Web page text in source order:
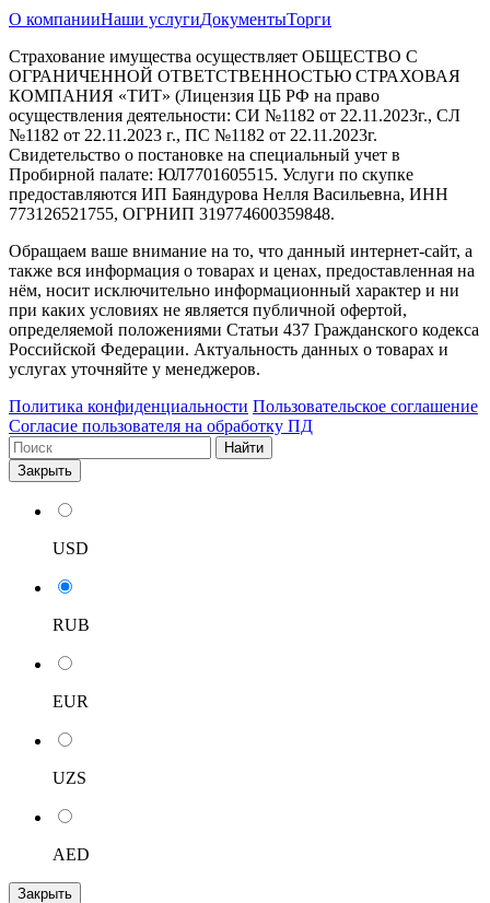
О компанииНаши услугиДокументыТорги
Страхование имущества осуществляет ОБЩЕСТВО С
ОГРАНИЧЕННОЙ ОТВЕТСТВЕННОСТЬЮ СТРАХОВАЯ
КОМПАНИЯ «ТИТ» (Лицензия ЦБ РФ на право
осуществления деятельности: СИ №1182 от 22.11.2023г., СЛ
№1182 от 22.11.2023 г., ПС №1182 от 22.11.2023г.
Свидетельство о постановке на специальный учет в
Пробирной палате: ЮЛ7701605515. Услуги по скупке
предоставляются ИП Баяндурова Нелля Васильевна, ИНН
773126521755, ОГРНИП 319774600359848.
Обращаем ваше внимание на то, что данный интернет-сайт, а
также вся информация о товарах и ценах, предоставленная на
нём, носит исключительно информационный характер и ни
при каких условиях не является публичной офертой,
определяемой положениями Статьи 437 Гражданского кодекса
Российской Федерации. Актуальность данных о товарах и
услугах уточняйте у менеджеров.
Политика конфиденциальности Пользовательское соглашение
Согласие пользователя на обработку ПД
Найти
Закрыть
USD
RUB
EUR
UZS
AED
Закрыть